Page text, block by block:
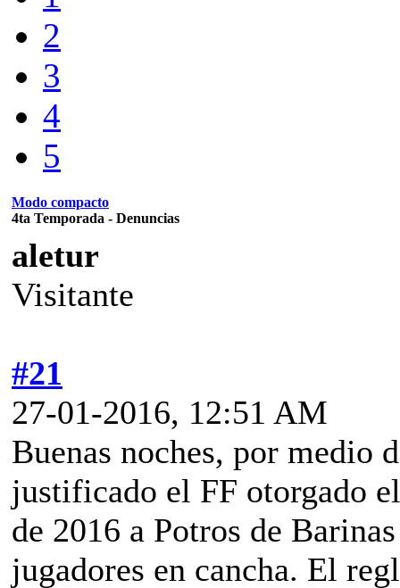
2
3
4
5
Modo compacto
4ta Temporada - Denuncias
aletur
Visitante
#21
27-01-2016, 12:51 AM
Buenas noches, por medio
justificado el FF otorgado
de 2016 a Potros de
jugadores en cancha. El